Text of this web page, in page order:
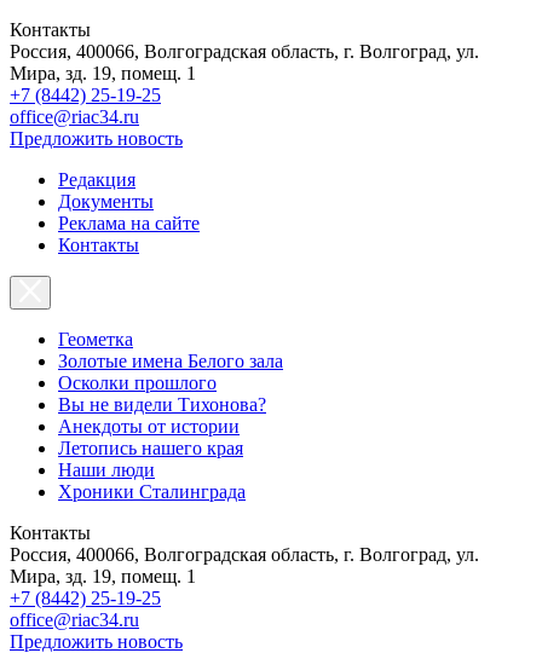
Контакты
Россия, 400066, Волгоградская область, г. Волгоград, ул.
Мира, зд. 19, помещ. 1
+7 (8442) 25-19-25
office@riac34.ru
Предложить новость
Редакция
Документы
Реклама на сайте
Контакты
Геометка
Золотые имена Белого зала
Осколки прошлого
Вы не видели Тихонова?
Анекдоты от истории
Летопись нашего края
Наши люди
Хроники Сталинграда
Контакты
Россия, 400066, Волгоградская область, г. Волгоград, ул.
Мира, зд. 19, помещ. 1
+7 (8442) 25-19-25
office@riac34.ru
Предложить новость